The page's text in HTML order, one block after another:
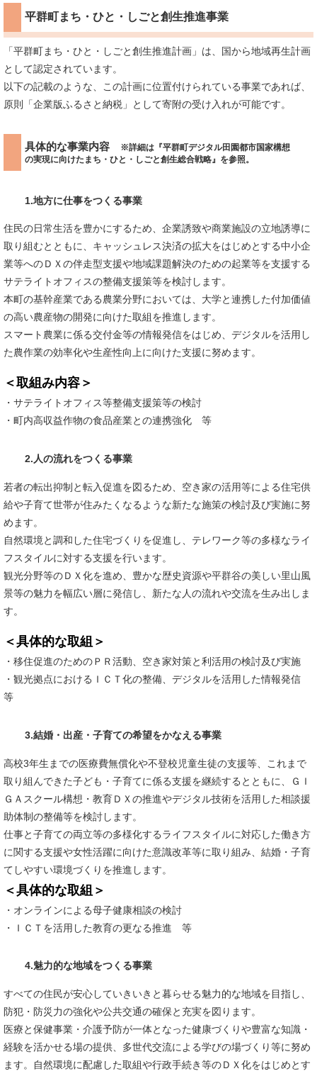
平群町まち・ひと・しごと創生推進事業
「平群町まち・ひと・しごと創生推進計画」は、国から地域再生計画
として認定されています。
以下の記載のような、この計画に位置付けられている事業であれば、
原則「企業版ふるさと納税」として寄附の受け入れが可能です。
具体的な事業内容
※詳細は『平群町デジタル田園都市国家構想
の実現に向けたまち・ひと・しごと創生総合戦略』を参照。
1.地方に仕事をつくる事業
住民の日常生活を豊かにするため、企業誘致や商業施設の立地誘導に
取り組むとともに、キャッシュレス決済の拡大をはじめとする中小企
業等へのＤＸの伴走型支援や地域課題解決のための起業等を支援する
サテライトオフィスの整備支援策等を検討します。
本町の基幹産業である農業分野においては、大学と連携した付加価値
の高い農産物の開発に向けた取組を推進します。
スマート農業に係る交付金等の情報発信をはじめ、デジタルを活用し
た農作業の効率化や生産性向上に向けた支援に努めます。
＜取組み内容＞
・サテライトオフィス等整備支援策等の検討
​・町内高収益作物の食品産業との連携強化 等
2.人の流れをつくる事業
若者の転出抑制と転入促進を図るため、空き家の活用等による住宅供
給や子育て世帯が住みたくなるような新たな施策の検討及び実施に努
めます。
自然環境と調和した住宅づくりを促進し、テレワーク等の多様なライ
フスタイルに対する支援を行います。
観光分野等のＤＸ化を進め、豊かな歴史資源や平群谷の美しい里山風
景等の魅力を幅広い層に発信し、新たな人の流れや交流を生み出しま
す。
＜具体的な取組＞
・移住促進のためのＰＲ活動、空き家対策と利活用の検討及び実施
・観光拠点におけるＩＣＴ化の整備、デジタルを活用した情報発信
等
3.結婚・出産・子育ての希望をかなえる事業
高校3年生までの医療費無償化や不登校児童生徒の支援等、これまで
取り組んできた子ども・子育てに係る支援を継続するとともに、ＧＩ
ＧＡスクール構想・教育ＤＸの推進やデジタル技術を活用した相談援
助体制の整備等を検討します。
仕事と子育ての両立等の多様化するライフスタイルに対応した働き方
に関する支援や女性活躍に向けた意識改革等に取り組み、結婚・子育
てしやすい環境づくりを推進します。​
＜具体的な取組＞
・オンラインによる母子健康相談の検討
・ＩＣＴを活用した教育の更なる推進 等
4.魅力的な地域をつくる事業
すべての住民が安心していきいきと暮らせる魅力的な地域を目指し、
防犯・防災力の強化や公共交通の確保と充実を図ります。
医療と保健事業・介護予防が一体となった健康づくりや豊富な知識・
経験を活かせる場の提供、多世代交流による学びの場づくり等に努め
ます。自然環境に配慮した取組や行政手続き等のＤＸ化をはじめとす